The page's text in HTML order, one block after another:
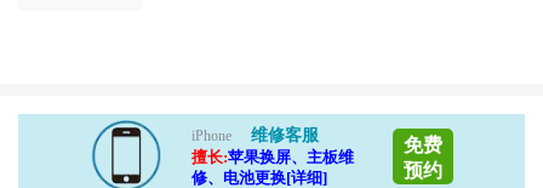
iPhone
维修客服
擅长:苹果换屏、主板维
修、电池更换[详细]
免费
预约